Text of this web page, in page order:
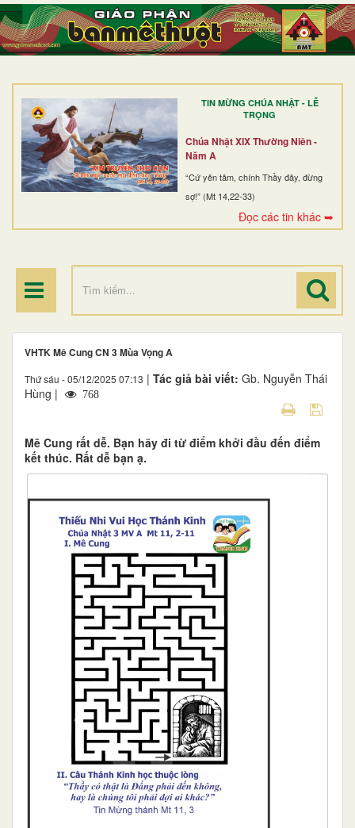
TIN MỪNG CHÚA NHẬT - LỄ
TRỌNG
Chúa Nhật XIX Thường Niên -
Năm A
“Cứ yên tâm, chính Thầy đây, đừng
sợ!” (Mt 14,22-33)
Đọc các tin khác ➥
TRANG NHẤT
GIỚI THIỆU
DÒNG TU
BAN MỤC VỤ
ĐOÀN THỂ CG
ĐIỂM HÀNH HƯƠNG
VHTK Mê Cung CN 3 Mùa Vọng A
Thứ sáu - 05/12/2025 07:13 | Tác giả bài viết: Gb. Nguyễn Thái
Hùng |
768
Mê Cung rất dễ. Bạn hãy đi từ điểm khởi đầu đến điểm
kết thúc. Rất dễ bạn ạ.